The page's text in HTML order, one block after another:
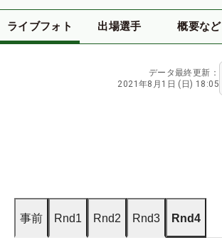
ライブフォト 出場選手 概要など
データ最終更新：
2021年8月1日 (日) 18:05
事前 Rnd1 Rnd2 Rnd3 Rnd4